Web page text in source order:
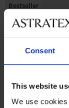
Consent
This website
We use
Bestseller
Сутиен Spacer
49,99 €(97,77 лв.)